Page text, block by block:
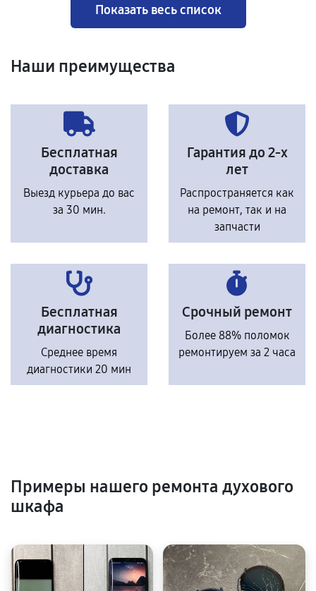
Показать весь список
Наши преимущества
Бесплатная
доставка
Выезд курьера до вас
за 30 мин.
Гарантия до 2-х
лет
Распространяется как
на ремонт, так и на
запчасти
Бесплатная
диагностика
Среднее время
диагностики 20 мин
Срочный ремонт
Более 88% поломок
ремонтируем за 2 часа
Примеры нашего ремонта духового
шкафа